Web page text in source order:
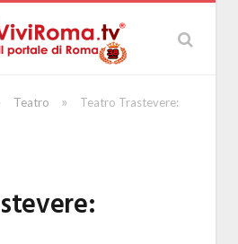
Teatro »
Teatro Trastevere: